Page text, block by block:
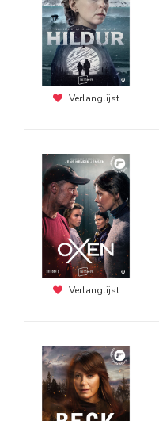
Verlanglijst
Verlanglijst